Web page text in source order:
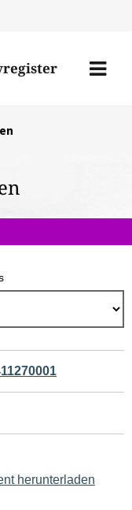
Menü
herunterladen